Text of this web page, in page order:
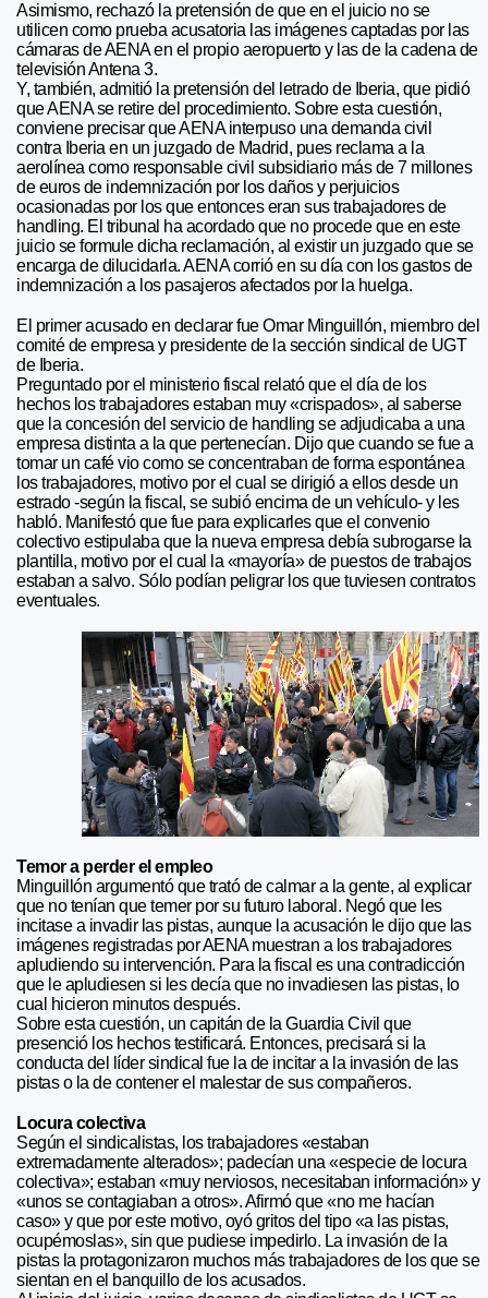
Asimismo, rechazó la pretensión de que en el juicio no se
utilicen como prueba acusatoria las imágenes captadas por las
cámaras de AENA en el propio aeropuerto y las de la cadena de
televisión Antena 3.
Y, también, admitió la pretensión del letrado de Iberia, que pidió
que AENA se retire del procedimiento. Sobre esta cuestión,
conviene precisar que AENA interpuso una demanda civil
contra Iberia en un juzgado de Madrid, pues reclama a la
aerolínea como responsable civil subsidiario más de 7 millones
de euros de indemnización por los daños y perjuicios
ocasionadas por los que entonces eran sus trabajadores de
handling. El tribunal ha acordado que no procede que en este
juicio se formule dicha reclamación, al existir un juzgado que se
encarga de dilucidarla. AENA corrió en su día con los gastos de
indemnización a los pasajeros afectados por la huelga.
El primer acusado en declarar fue Omar Minguillón, miembro del
comité de empresa y presidente de la sección sindical de UGT
de Iberia.
Preguntado por el ministerio fiscal relató que el día de los
hechos los trabajadores estaban muy «crispados», al saberse
que la concesión del servicio de handling se adjudicaba a una
empresa distinta a la que pertenecían. Dijo que cuando se fue a
tomar un café vio como se concentraban de forma espontánea
los trabajadores, motivo por el cual se dirigió a ellos desde un
estrado -según la fiscal, se subió encima de un vehículo- y les
habló. Manifestó que fue para explicarles que el convenio
colectivo estipulaba que la nueva empresa debía subrogarse la
plantilla, motivo por el cual la «mayoría» de puestos de trabajos
estaban a salvo. Sólo podían peligrar los que tuviesen contratos
eventuales.
Temor a perder el empleo
Minguillón argumentó que trató de calmar a la gente, al explicar
que no tenían que temer por su futuro laboral. Negó que les
incitase a invadir las pistas, aunque la acusación le dijo que las
imágenes registradas por AENA muestran a los trabajadores
apludiendo su intervención. Para la fiscal es una contradicción
que le apludiesen si les decía que no invadiesen las pistas, lo
cual hicieron minutos después.
Sobre esta cuestión, un capitán de la Guardia Civil que
presenció los hechos testificará. Entonces, precisará si la
conducta del líder sindical fue la de incitar a la invasión de las
pistas o la de contener el malestar de sus compañeros.
Locura colectiva
Según el sindicalistas, los trabajadores «estaban
extremadamente alterados»; padecían una «especie de locura
colectiva»; estaban «muy nerviosos, necesitaban información» y
«unos se contagiaban a otros». Afirmó que «no me hacían
caso» y que por este motivo, oyó gritos del tipo «a las pistas,
ocupémoslas», sin que pudiese impedirlo. La invasión de la
pistas la protagonizaron muchos más trabajadores de los que se
sientan en el banquillo de los acusados.